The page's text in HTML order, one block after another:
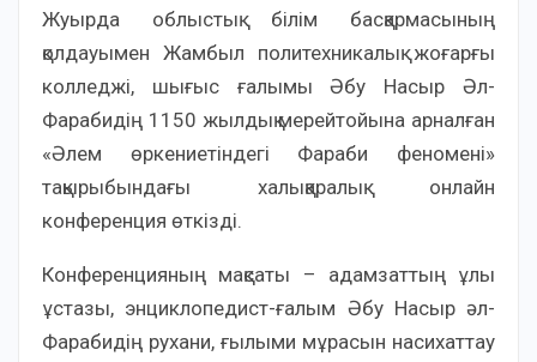
Жуырда облыстық білім басқармасының
қолдауымен Жамбыл политехникалық жоғарғы
колледжі, шығыс ғалымы Әбу Насыр Әл-
Фарабидің 1150 жылдық мерейтойына арналған
«Әлем өркениетіндегі Фараби феномені»
тақырыбындағы халықаралық онлайн
конференция өткізді.
Конференцияның мақсаты – адамзаттың ұлы
ұстазы, энциклопедист-ғалым Әбу Насыр әл-
Фарабидің рухани, ғылыми мұрасын насихаттау